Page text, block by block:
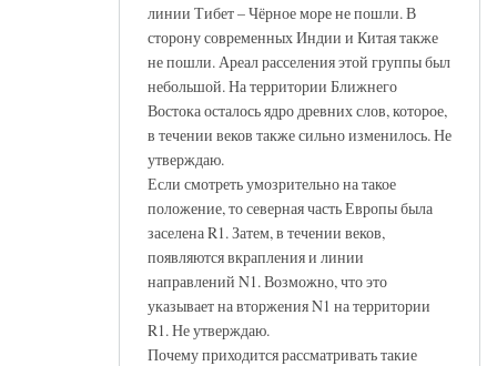
линии Тибет – Чёрное море не пошли. В
сторону современных Индии и Китая также
не пошли. Ареал расселения этой группы был
небольшой. На территории Ближнего
Востока осталось ядро древних слов, которое,
в течении веков также сильно изменилось. Не
утверждаю.
Если смотреть умозрительно на такое
положение, то северная часть Европы была
заселена R1. Затем, в течении веков,
появляются вкрапления и линии
направлений N1. Возможно, что это
указывает на вторжения N1 на территории
R1. Не утверждаю.
Почему приходится рассматривать такие